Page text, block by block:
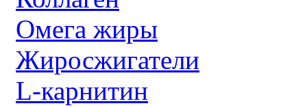
Омега жиры
Жиросжигатели
L-карнитин